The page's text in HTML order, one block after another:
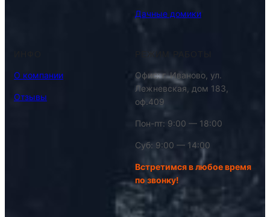
Дачные домики
О компании
Отзывы
Офис: г. Иваново, ул.
Лежневская, дом 183,
оф.409
Пон-пт: 9:00 — 18:00
Суб: 9:00 — 14:00
Встретимся в любое время
по звонку!